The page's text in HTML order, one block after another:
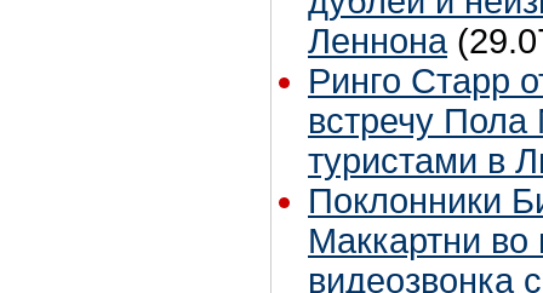
Леннона
Ринго Старр
встречу Пола
туристами в
Поклонники
Маккартни во
видеозвонка